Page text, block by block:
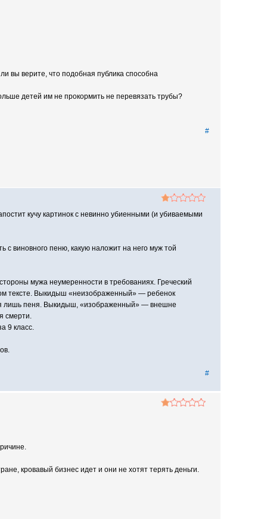
вы верите, что подобная публика способна
детей им не прокормить не перевязать трубы?
#
кучу картинок с невинно убиенными (и убиваемыми
с виновного пеню, какую наложит на него муж той
мужа неумеренности в требованиях. Греческий
тексте. Выкидыш «неизображенный» — ребенок
лишь пеня. Выкидыш, «изображенный» — внешне
смерти.
9 класс.
#
кровавый бизнес идет и они не хотят терять деньги.